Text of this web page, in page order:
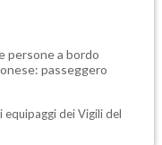
persone a bordo
passeggero
equipaggi dei Vigili del